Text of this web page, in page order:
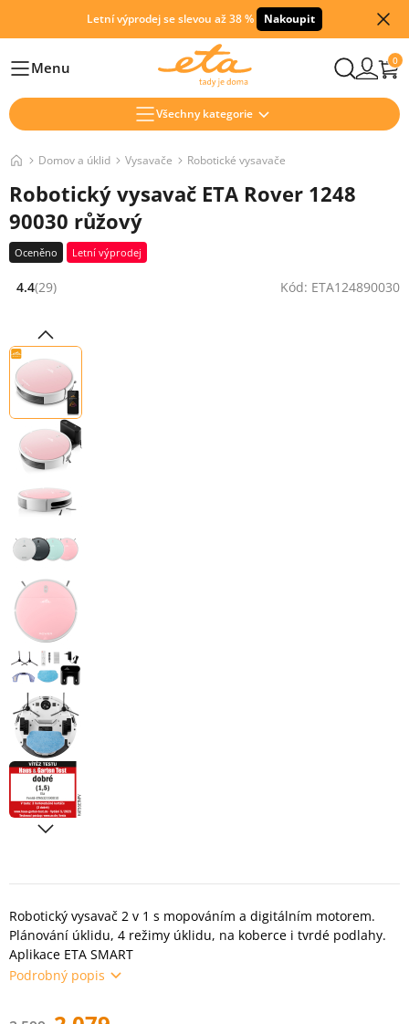
Letní výprodej se slevou až 38 % Nakoupit
HlavníMenu 0
Všechny kategorie
Domov a úklid Vysavače Robotické vysavače
Robotický vysavač ETA Rover 1248
90030 růžový
Oceněno Letní výprodej
Hodnocení: 4.4 z 5 (29 recenzí)
4.4(29) Kód: ETA124890030
Robotický vysavač 2 v 1 s mopováním a digitálním motorem.
Plánování úklidu, 4 režimy úklidu, na koberce i tvrdé podlahy.
Aplikace ETA SMART
Podrobný popis